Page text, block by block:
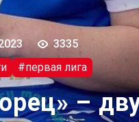
3335
#первая лига
–